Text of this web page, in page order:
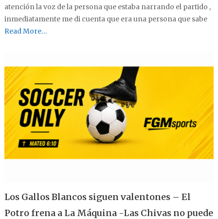
atención la voz de la persona que estaba narrando el partido ,
inmediatamente me di cuenta que era una persona que sabe
Read More…
Los Gallos Blancos siguen valentones – El
Potro frena a La Máquina -Las Chivas no puede